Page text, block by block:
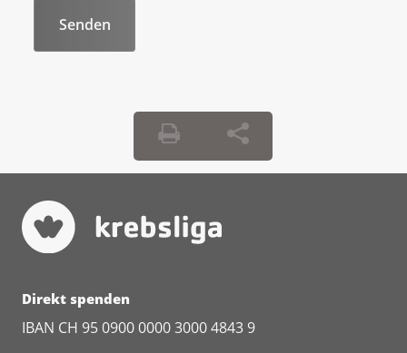
Direkt spenden
IBAN CH 95 0900 0000 3000 4843 9